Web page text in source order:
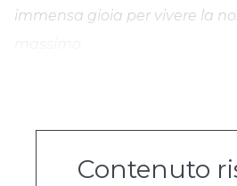
immensa gioia per vivere la
Contenuto